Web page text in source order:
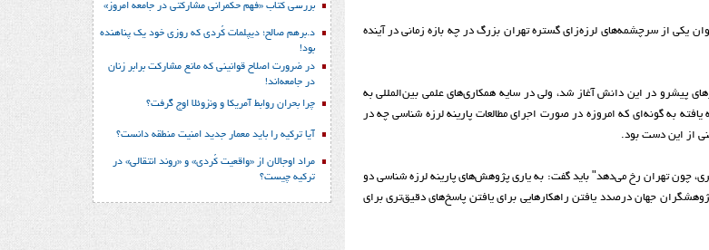
یکی از سرچشمه‌های لرزه‌زای گستره تهران بزرگ در چه بازه زمانی در آینده
پیشرو در این دانش آغاز شد، ولی در سایه همکاری‌های علمی بین‌المللی به
به گونه‌ای که امروزه در صورت اجرای مطالعات پارینه لرزه شناسی چه در
از این دست بود.
چون تهران رخ می‌دهد" باید گفت: به یاری پژوهش‌های پارینه لرزه شناسی دو
جهان درصدد یافتن راهکار‌هایی برای یافتن پاسخ‌های دقیق‌تری برای
بررسی کتاب «فهم حکمرانی مشارکتی در جامعه امروز»
د.برهم صالح؛ دیپلمات کُردی که روزی خود یک پناهنده
بود!
در ضرورت اصلاح قوانینی که مانع مشارکت برابر زنان
در جامعه‌اند!
چرا بحران روابط آمریکا و ونزوئلا اوج گرفت؟
آیا ترکیه را باید معمار جدید امنیت منطقه دانست؟
مراد اوجالان از «واقعیت کُردی» و «روند انتقالی» در
ترکیه چیست؟